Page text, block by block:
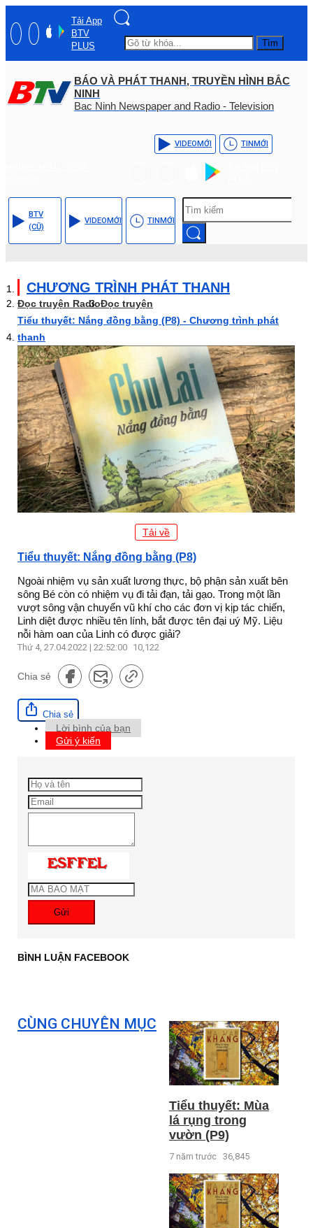
Tải App
BTV
PLUS
Tìm
BÁO VÀ PHÁT THANH, TRUYỀN HÌNH BẮC
NINH
Bac Ninh Newspaper and Radio - Television
VIDEOMỚI TINMỚI
BTV
(CŨ)
VIDEOMỚI TINMỚI
CHƯƠNG TRÌNH PHÁT THANH
Đọc truyện RadioĐọc truyện
Tiểu thuyết: Nắng đồng bằng (P8) - Chương trình phát
thanh
Tải về
Tiểu thuyết: Nắng đồng bằng (P8)
Ngoài nhiệm vụ sản xuất lương thực, bộ phận sản xuất bên
sông Bé còn có nhiệm vụ đi tải đạn, tải gạo. Trong một lần
vượt sông vận chuyển vũ khí cho các đơn vị kịp tác chiến,
Linh diệt được nhiều tên lính, bắt được tên đại uý Mỹ. Liệu
nỗi hàm oan của Linh có được giải?
Thứ 4, 27.04.2022 | 22:52:00 10,122
Chia sẻ
Chia sẻ
Lời bình của bạn
Gửi ý kiến
Gửi
BÌNH LUẬN FACEBOOK
CÙNG CHUYÊN MỤC
Tiểu thuyết: Mùa
lá rụng trong
vườn (P9)
7 năm trước 36,845